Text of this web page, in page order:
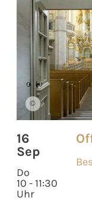
©
16
Sep
Do
10 - 11:30
Uhr